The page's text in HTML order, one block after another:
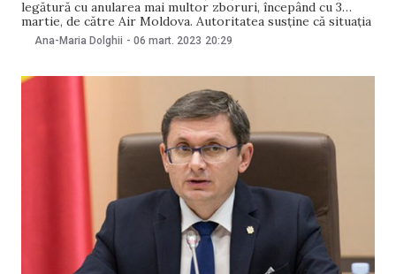
legătură cu anularea mai multor zboruri, începând cu 3
martie, de către Air Moldova. Autoritatea susține că situația
se datorează unei aeronave intrată la mentenanță planificată
și staționarea la sol a altor două aeronave, din rețeaua de
Ana-Maria Dolghii - 06 mart. 2023 20:29